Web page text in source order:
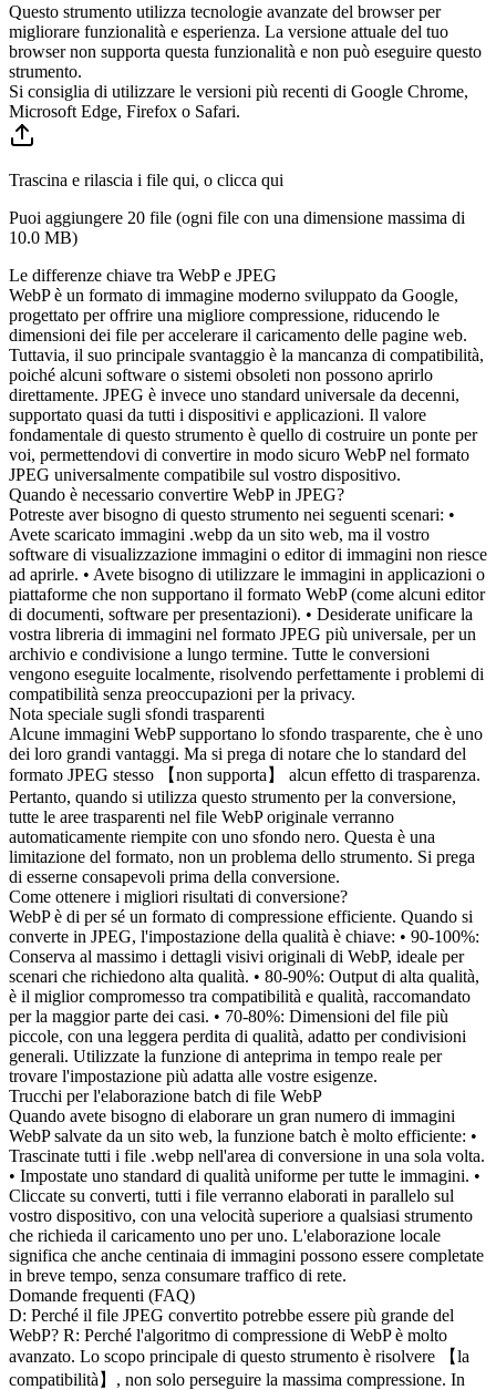
Questo strumento utilizza tecnologie avanzate del browser per
migliorare funzionalità e esperienza. La versione attuale del tuo
browser non supporta questa funzionalità e non può eseguire questo
strumento.
Si consiglia di utilizzare le versioni più recenti di Google Chrome,
Microsoft Edge, Firefox o Safari.
Trascina e rilascia i file qui, o clicca qui
Puoi aggiungere 20 file (ogni file con una dimensione massima di
10.0 MB)
Le differenze chiave tra WebP e JPEG
WebP è un formato di immagine moderno sviluppato da Google,
progettato per offrire una migliore compressione, riducendo le
dimensioni dei file per accelerare il caricamento delle pagine web.
Tuttavia, il suo principale svantaggio è la mancanza di compatibilità,
poiché alcuni software o sistemi obsoleti non possono aprirlo
direttamente. JPEG è invece uno standard universale da decenni,
supportato quasi da tutti i dispositivi e applicazioni. Il valore
fondamentale di questo strumento è quello di costruire un ponte per
voi, permettendovi di convertire in modo sicuro WebP nel formato
JPEG universalmente compatibile sul vostro dispositivo.
Quando è necessario convertire WebP in JPEG?
Potreste aver bisogno di questo strumento nei seguenti scenari: •
Avete scaricato immagini .webp da un sito web, ma il vostro
software di visualizzazione immagini o editor di immagini non riesce
ad aprirle. • Avete bisogno di utilizzare le immagini in applicazioni o
piattaforme che non supportano il formato WebP (come alcuni editor
di documenti, software per presentazioni). • Desiderate unificare la
vostra libreria di immagini nel formato JPEG più universale, per un
archivio e condivisione a lungo termine. Tutte le conversioni
vengono eseguite localmente, risolvendo perfettamente i problemi di
compatibilità senza preoccupazioni per la privacy.
Nota speciale sugli sfondi trasparenti
Alcune immagini WebP supportano lo sfondo trasparente, che è uno
dei loro grandi vantaggi. Ma si prega di notare che lo standard del
formato JPEG stesso 【non supporta】 alcun effetto di trasparenza.
Pertanto, quando si utilizza questo strumento per la conversione,
tutte le aree trasparenti nel file WebP originale verranno
automaticamente riempite con uno sfondo nero. Questa è una
limitazione del formato, non un problema dello strumento. Si prega
di esserne consapevoli prima della conversione.
Come ottenere i migliori risultati di conversione?
WebP è di per sé un formato di compressione efficiente. Quando si
converte in JPEG, l'impostazione della qualità è chiave: • 90-100%:
Conserva al massimo i dettagli visivi originali di WebP, ideale per
scenari che richiedono alta qualità. • 80-90%: Output di alta qualità,
è il miglior compromesso tra compatibilità e qualità, raccomandato
per la maggior parte dei casi. • 70-80%: Dimensioni del file più
piccole, con una leggera perdita di qualità, adatto per condivisioni
generali. Utilizzate la funzione di anteprima in tempo reale per
trovare l'impostazione più adatta alle vostre esigenze.
Trucchi per l'elaborazione batch di file WebP
Quando avete bisogno di elaborare un gran numero di immagini
WebP salvate da un sito web, la funzione batch è molto efficiente: •
Trascinate tutti i file .webp nell'area di conversione in una sola volta.
• Impostate uno standard di qualità uniforme per tutte le immagini. •
Cliccate su converti, tutti i file verranno elaborati in parallelo sul
vostro dispositivo, con una velocità superiore a qualsiasi strumento
che richieda il caricamento uno per uno. L'elaborazione locale
significa che anche centinaia di immagini possono essere completate
in breve tempo, senza consumare traffico di rete.
Domande frequenti (FAQ)
D: Perché il file JPEG convertito potrebbe essere più grande del
WebP? R: Perché l'algoritmo di compressione di WebP è molto
avanzato. Lo scopo principale di questo strumento è risolvere 【la
compatibilità】, non solo perseguire la massima compressione. In